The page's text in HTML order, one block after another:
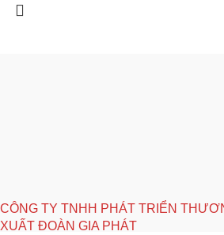
CÔNG TY TNHH PHÁT TRIỂN
XUẤT ĐOÀN GIA PHÁT